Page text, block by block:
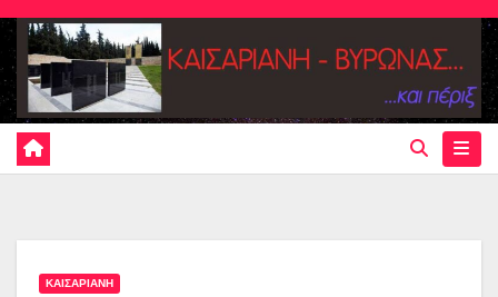
Skip
content
ΚΑΙΣΑΡΙΑΝΗ